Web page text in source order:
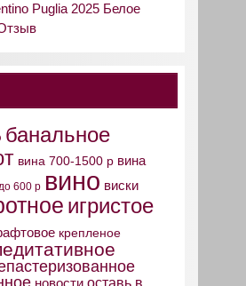
Puglia 2025 Белое
банальное
вина 700-1500 р вина
600 р вино виски
игристое
крепленое